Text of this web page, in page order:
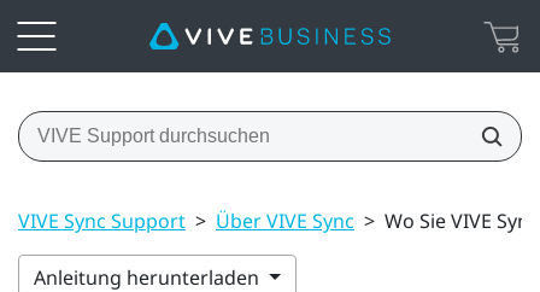
VIVE Sync Support > Über VIVE Sync > Wo Sie VIVE
Anleitung herunterladen